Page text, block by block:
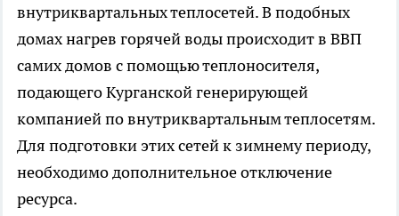
внутриквартальных теплосетей. В подобных
домах нагрев горячей воды происходит в ВВП
самих домов с помощью теплоносителя,
подающего Курганской генерирующей
компанией по внутриквартальным теплосетям.
Для подготовки этих сетей к зимнему периоду,
необходимо дополнительное отключение
ресурса.